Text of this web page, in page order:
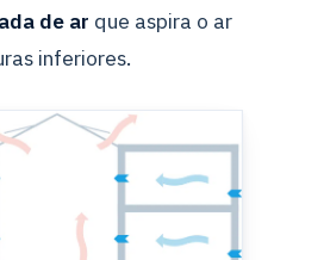
de ar que aspira o ar
inferiores.